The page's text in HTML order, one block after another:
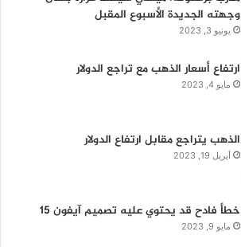
وجهته الجديدة الأسبوع المقبل
يونيو 3, 2023
ارتفاع أسعار الذهب مع تراجع الدولار
مايو 4, 2023
الذهب يتراجع مقابل ارتفاع الدولار
أبريل 19, 2023
خطأ فادح قد يحتوي عليه تصميم آيفون 15
مايو 9, 2023